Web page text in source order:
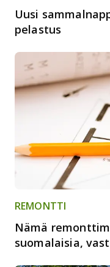
Uusi
pelastus
REMONTTI
Nämä
suomalaisia,